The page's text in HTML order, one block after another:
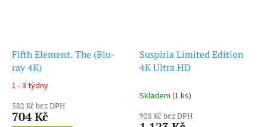
Fifth Element. The (Blu-
ray 4K)
Průměrné
produktu
je
1 - 3 týdny
582 Kč bez DPH
704 Kč
Suspiria Limited Edition
4K Ultra HD
Skladem (1 ks)
928 Kč bez DPH